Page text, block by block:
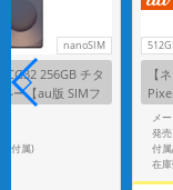
nanoSIM
256GB チタ
ー【au版 SIMフ
付属)
【
メ
発
在庫